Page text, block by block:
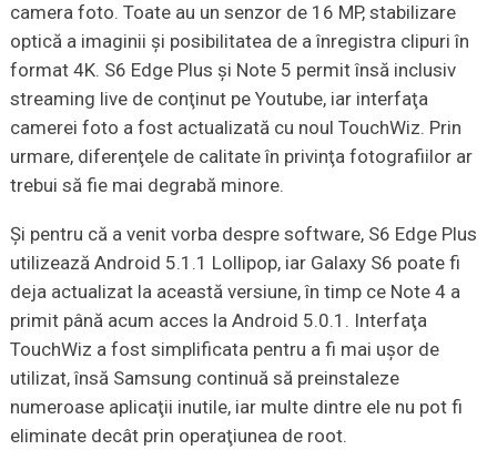
camera foto. Toate au un senzor de 16 MP, stabilizare
optică a imaginii şi posibilitatea de a înregistra clipuri în
format 4K. S6 Edge Plus şi Note 5 permit însă inclusiv
streaming live de conţinut pe Youtube, iar interfaţa
camerei foto a fost actualizată cu noul TouchWiz. Prin
urmare, diferenţele de calitate în privinţa fotografiilor ar
trebui să fie mai degrabă minore.
Şi pentru că a venit vorba despre software, S6 Edge Plus
utilizează Android 5.1.1 Lollipop, iar Galaxy S6 poate fi
deja actualizat la această versiune, în timp ce Note 4 a
primit până acum acces la Android 5.0.1. Interfaţa
TouchWiz a fost simplificata pentru a fi mai uşor de
utilizat, însă Samsung continuă să preinstaleze
numeroase aplicaţii inutile, iar multe dintre ele nu pot fi
eliminate decât prin operaţiunea de root.